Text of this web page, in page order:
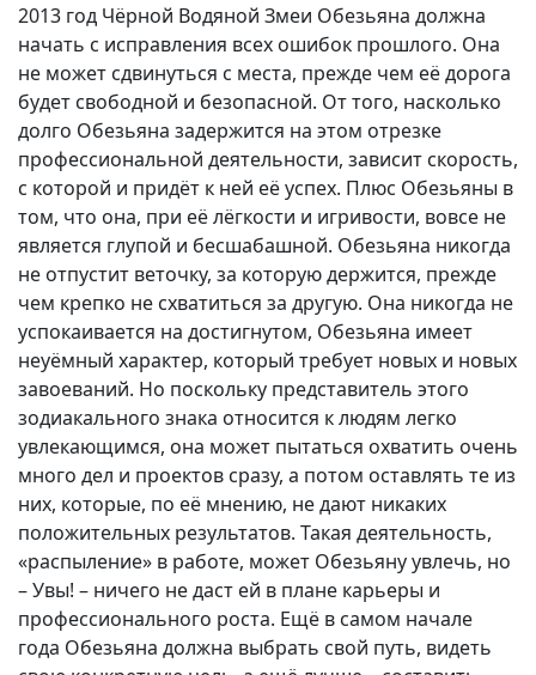
2013 год Чёрной Водяной Змеи Обезьяна должна
начать с исправления всех ошибок прошлого. Она
не может сдвинуться с места, прежде чем её дорога
будет свободной и безопасной. От того, насколько
долго Обезьяна задержится на этом отрезке
профессиональной деятельности, зависит скорость,
с которой и придёт к ней её успех. Плюс Обезьяны в
том, что она, при её лёгкости и игривости, вовсе не
является глупой и бесшабашной. Обезьяна никогда
не отпустит веточку, за которую держится, прежде
чем крепко не схватиться за другую. Она никогда не
успокаивается на достигнутом, Обезьяна имеет
неуёмный характер, который требует новых и новых
завоеваний. Но поскольку представитель этого
зодиакального знака относится к людям легко
увлекающимся, она может пытаться охватить очень
много дел и проектов сразу, а потом оставлять те из
них, которые, по её мнению, не дают никаких
положительных результатов. Такая деятельность,
«распыление» в работе, может Обезьяну увлечь, но
– Увы! – ничего не даст ей в плане карьеры и
профессионального роста. Ещё в самом начале
года Обезьяна должна выбрать свой путь, видеть